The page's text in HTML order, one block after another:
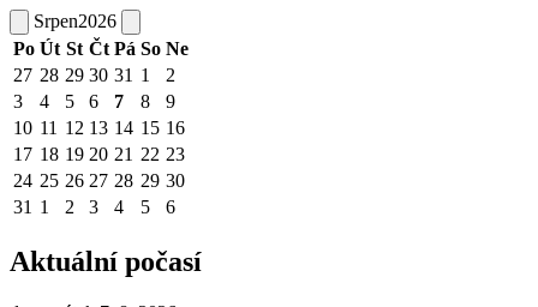
Srpen2026
Po Út St Čt Pá So Ne
27 28 29 30 31 1
2
3
4 5 6 7 8
9
10 11 12 13 14 15 16
17 18 19 20 21 22 23
24 25 26 27 28 29 30
31 1 2 3 4 5 6
Aktuální počasí